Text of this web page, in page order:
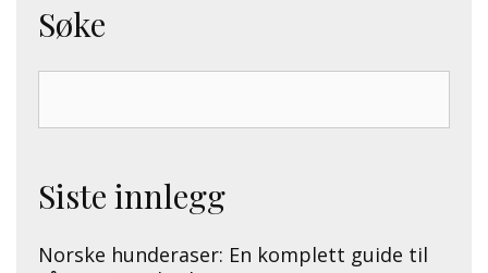
Søke
Siste innlegg
Norske hunderaser: En komplett guide til